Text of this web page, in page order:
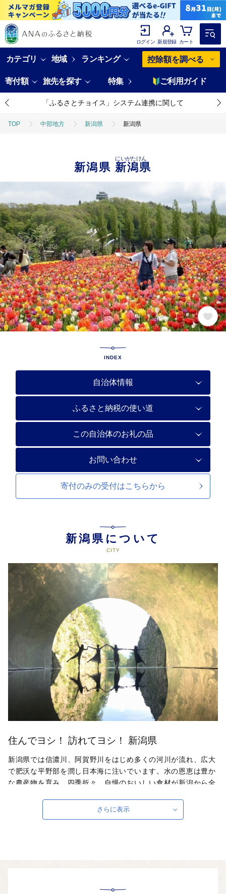
ログイン 新規登録 カート
カテゴリ 地域 ランキング 控除額を調べる
寄付額 旅先を探す 特集 ご利用ガイド
「ふるさとチョイス」システム連携に関して
TOP 中部地方 新潟県 新潟県
新潟県新潟県
にいがたけん
INDEX
自治体情報
ふるさと納税の使い道
この自治体のお礼の品
お問い合わせ
寄付のみの受付はこちらから
新潟県について
住んでヨシ！ 訪れてヨシ！ 新潟県
新潟県では信濃川、阿賀野川をはじめ多くの河川が流れ、広大
で肥沃な平野部を潤し日本海に注いでいます。水の恩恵は豊か
な農産物を育み、四季折々、自慢のおいしい食材が新潟から全
低温高湿度の環境が保たれる「雪室」の特性を活かした食品熟
成、冬に備える様々な保存食など、昔から育まれた雪国の文化
さらに表示